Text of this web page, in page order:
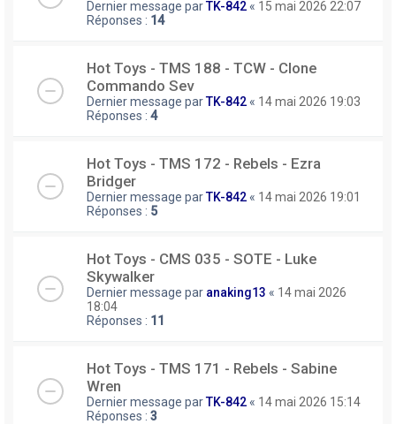
Dernier message parTK-842 « 15 mai 2026 22:07
Réponses : 14
Hot Toys - TMS 188 - TCW - Clone
Commando Sev
Dernier message parTK-842 « 14 mai 2026 19:03
Réponses : 4
Hot Toys - TMS 172 - Rebels - Ezra
Bridger
Dernier message parTK-842 « 14 mai 2026 19:01
Réponses : 5
Hot Toys - CMS 035 - SOTE - Luke
Skywalker
Dernier message par anaking13 « 14 mai 2026
18:04
Réponses : 11
Hot Toys - TMS 171 - Rebels - Sabine
Wren
Dernier message parTK-842 « 14 mai 2026 15:14
Réponses : 3